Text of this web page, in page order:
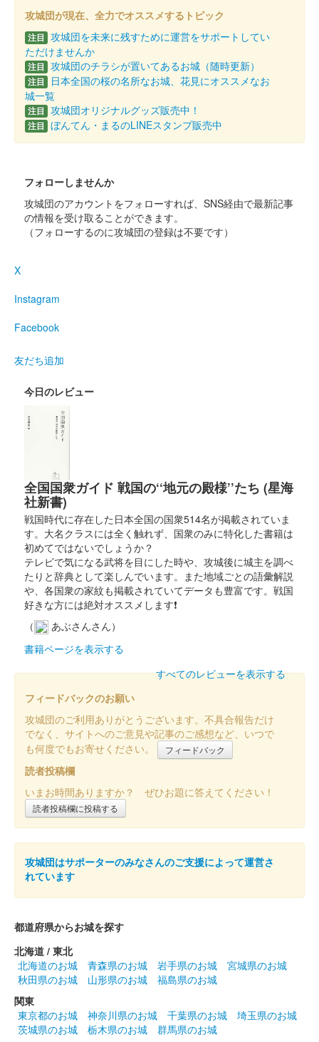
美濃金山城跡 御城印 山城に行こう！2024限
定・金版
販売終了
山城に行こう！2024の美濃金山城ブースにて販売された限定御
城印。こちらは金色の用紙にて作成されている。美濃金山城跡の
現地おもてなしブースでも販売された。森長可が愛用した槍「人
美濃金山城 御城印 冬版
販売終了
烏峰城（美濃金山城） 御城印
来場記念の赤抜きが変更
美濃金山城 御城印
美濃金山城 御城印
美濃金山城 御城印
美濃金山城跡 御城印 令和6年春版
販売終了
美濃金山城 御城印
城門の里帰りを記念して、金・銀台紙の御城印を発行。売上金の
定。
美濃金山城 御城印 銀版
城門の里帰りを記念して、金・銀台紙の御城印を発行。売上金の
全額を「城門里帰り」の事業費用の一助としている。250枚限
定。
美濃金山城 登城記念御朱印 銀版
美濃金山城跡は2013年（平成25年）に国史跡に指定され、2023
年（令和5年）で10周年を迎えた記念に、金・銀台紙の城印を発
美濃金山城 登城記念御朱印 金版
美濃金山城跡は2013年（平成25年）に国史跡に指定され、2023
年（令和5年）で10周年を迎えた記念に、金・銀台紙の城印を発
行した。500セット限定。
攻城団が現在、全力でオススメするトピック
注目 攻城団を未来に残すために運営をサポートしてい
ただけませんか
注目 攻城団のチラシが置いてあるお城（随時更新）
注目
日本全国の桜の名所なお城、花見にオススメなお
城一覧
注目 攻城団オリジナルグッズ販売中！
注目 ぼんてん・まるのLINEスタンプ販売中
フォローしませんか
攻城団のアカウントをフォローすれば、SNS経由で最新記事
の情報を受け取ることができます。
（フォローするのに攻城団の登録は不要です）
X
Instagram
Facebook
友だち追加
今日のレビュー
全国国衆ガイド 戦国の‘‘地元の殿様’’たち (星海
社新書)
戦国時代に存在した日本全国の国衆514名が掲載されていま
す。大名クラスには全く触れず、国衆のみに特化した書籍は
初めてではないでしょうか？
テレビで気になる武将を目にした時や、攻城後に城主を調べ
たりと辞典として楽しんでいます。また地域ごとの語彙解説
や、各国衆の家紋も掲載されていてデータも豊富です。戦国
好きな方には絶対オススメします❗
（
あぶさんさん）
書籍ページを表示する
すべてのレビューを表示する
フィードバックのお願い
攻城団のご利用ありがとうございます。不具合報告だけ
でなく、サイトへのご意見や記事のご感想など、いつで
も何度でもお寄せください。
フィードバック
読者投稿欄
いまお時間ありますか？ ぜひお題に答えてください！
読者投稿欄に投稿する
攻城団はサポーターのみなさんのご支援によって運営さ
れています
都道府県からお城を探す
北海道 / 東北
北海道のお城
青森県のお城 岩手県のお城
宮城県のお城
秋田県のお城
山形県のお城
福島県のお城
関東
東京都のお城
神奈川県のお城 千葉県のお城
埼玉県のお城
茨城県のお城
栃木県のお城
群馬県のお城